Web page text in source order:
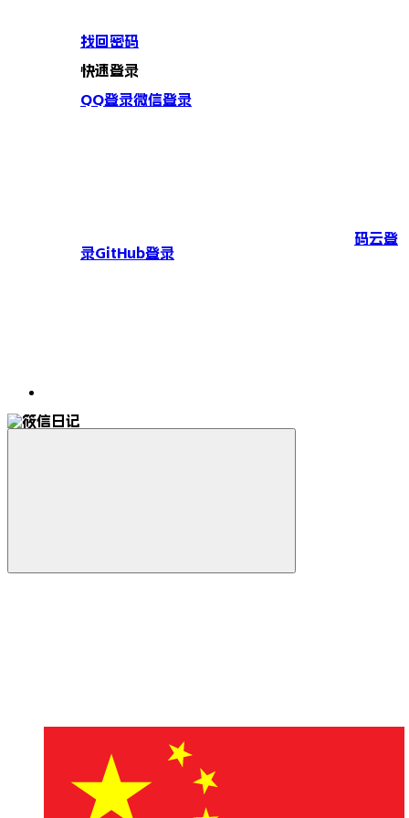
找回密码
快速登录
QQ登录微信登录
码云登
录GitHub登录